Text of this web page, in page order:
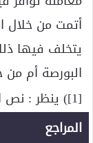
أتمت من خلال
يتخلف فيها
البورصة أم من
[1] ) ينظر : نص
المراجع